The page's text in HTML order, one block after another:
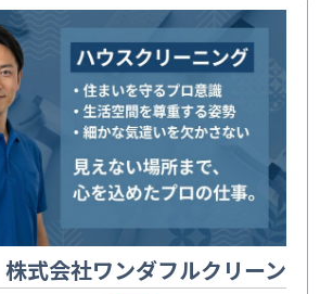
株式会社ワンダフルクリーン